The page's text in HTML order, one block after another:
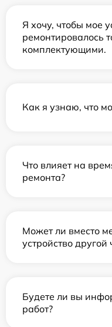
Я хочу, чтобы мое
ремонтировалось
комплектующими.
Как я узнаю, что
Что влияет на
ремонта?
Может ли вместо
устройство другой
Будете ли вы
работ?